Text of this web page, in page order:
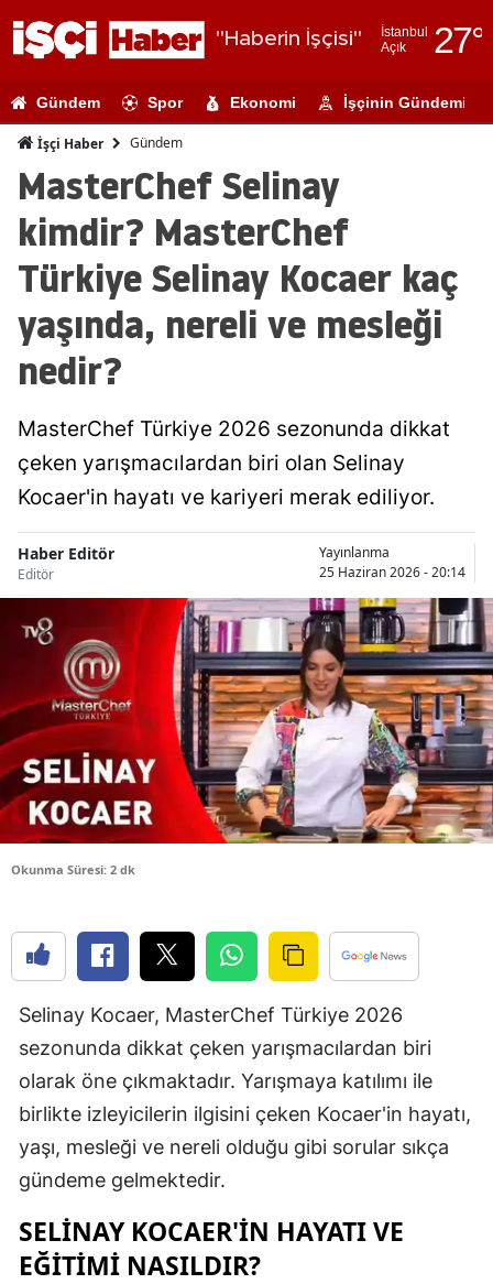
"Haberin İşçisi"
İstanbul
Açık
27°
Adıyaman
Ankara
Antalya
Aydın
Bingöl
Bitlis
Bolu
Burdur
Bursa
Çanakkale
Çankırı
Elazığ
Erzincan
Erzurum
Gündem Spor Ekonomi İşçinin Gündemi
İşçi Haber Gündem
MasterChef Selinay
kimdir? MasterChef
Türkiye Selinay Kocaer kaç
yaşında, nereli ve mesleği
nedir?
MasterChef Türkiye 2026 sezonunda dikkat
çeken yarışmacılardan biri olan Selinay
Kocaer'in hayatı ve kariyeri merak ediliyor.
Haber Editör
Editör
Yayınlanma
25 Haziran 2026 - 20:14
Okunma Süresi: 2 dk
Selinay Kocaer, MasterChef Türkiye 2026
sezonunda dikkat çeken yarışmacılardan biri
olarak öne çıkmaktadır. Yarışmaya katılımı ile
birlikte izleyicilerin ilgisini çeken Kocaer'in hayatı,
yaşı, mesleği ve nereli olduğu gibi sorular sıkça
gündeme gelmektedir.
SELINAY KOCAER'IN HAYATI VE
EĞITIMI NASILDIR?